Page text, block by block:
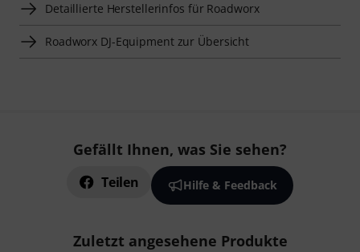
Detaillierte Herstellerinfos für Roadworx
Roadworx DJ-Equipment zur Übersicht
Gefällt Ihnen, was Sie sehen?
Teilen Hilfe & Feedback
Zuletzt angesehene Produkte